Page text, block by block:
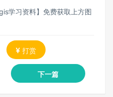
学习资料】免费获取上方图
打赏
下一篇